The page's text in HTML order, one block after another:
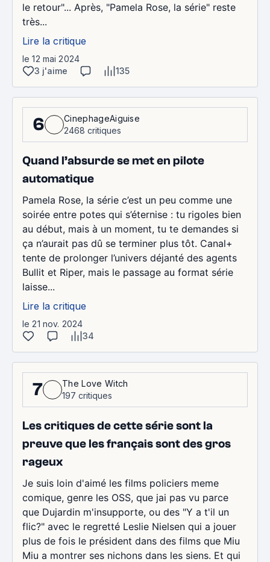
le retour"... Après, "Pamela Rose, la série" reste
très...
Lire la critique
le 12 mai 2024
3 j'aime
135
6
CinephageAiguise
2468 critiques
Quand l’absurde se met en pilote
automatique
Pamela Rose, la série c’est un peu comme une
soirée entre potes qui s’éternise : tu rigoles bien
au début, mais à un moment, tu te demandes si
ça n’aurait pas dû se terminer plus tôt. Canal+
tente de prolonger l’univers déjanté des agents
Bullit et Riper, mais le passage au format série
laisse...
Lire la critique
le 21 nov. 2024
34
7
The Love Witch
197 critiques
Les critiques de cette série sont la
preuve que les français sont des gros
rageux
Je suis loin d'aimé les films policiers meme
comique, genre les OSS, que jai pas vu parce
que Dujardin m'insupporte, ou des "Y a t'il un
flic?" avec le regretté Leslie Nielsen qui a jouer
plus de fois le président dans des films que Miu
Miu a montrer ses nichons dans les siens. Et qui